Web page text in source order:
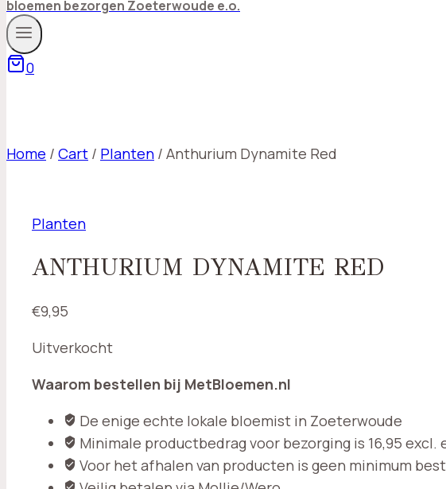
bloemen bezorgen Zoeterwoude e.o.
0
Home / Cart / Planten / Anthurium Dynamite Red
Planten
ANTHURIUM DYNAMITE RED
€9,95
Uitverkocht
Waarom bestellen bij MetBloemen.nl
De enige echte lokale bloemist in Zoeterwoude
Minimale productbedrag voor bezorging is 16,95
Voor het afhalen van producten is geen minimum